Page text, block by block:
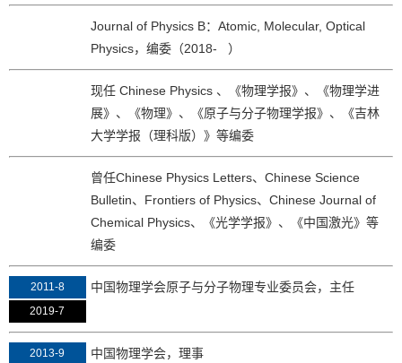
Journal of Physics B：Atomic, Molecular, Optical
Physics，编委（2018- ）
现任 Chinese Physics 、《物理学报》、《物理学进
展》、《物理》、《原子与分子物理学报》、《吉林
大学学报（理科版）》等编委
曾任Chinese Physics Letters、Chinese Science
Bulletin、Frontiers of Physics、Chinese Journal of
Chemical Physics、《光学学报》、《中国激光》等
编委
2011-8
2019-7
中国物理学会原子与分子物理专业委员会，主任
2013-9
中国物理学会，理事